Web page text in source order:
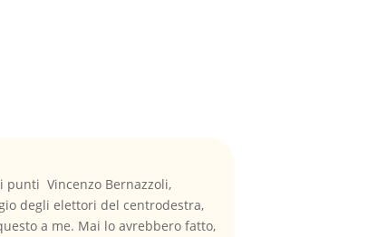
punti Vincenzo Bernazzoli,
degli elettori del centrodestra,
a me. Mai lo avrebbero fatto,